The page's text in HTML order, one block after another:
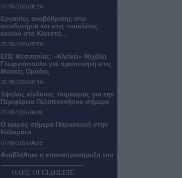
07/08/2026 08:26
Εργασίες αναβάθμισης στα
αποδυτήρια και στις τουαλέτες
κοινού στο Κλειστό…
07/08/2026 07:50
ΕΠΣ Μεσσηνίας: «Κλείνει» Μιχάλη
Γεωργιόπουλο για προπονητή στις
Μεικτές Ομάδες
07/08/2026 07:30
Υψηλός κίνδυνος πυρκαγιάς για την
Περιφέρεια Πελοποννήσου σήμερα
07/08/2026 06:44
Ο καιρός σήμερα Παρασκευή στην
Καλαμάτα
07/08/2026 06:38
Αναβλήθηκε η επαναπροκήρυξη του
06/08/2026 23:10
ΟΛΕΣ ΟΙ ΕΙΔΗΣΕΙΣ